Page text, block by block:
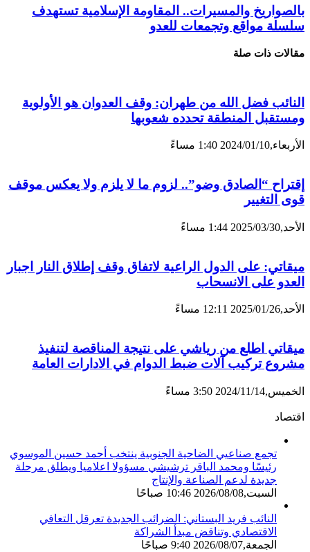
بالصواريخ والمسيرات.. المقاومة الإسلامية تستهدف
سلسلة مواقع وتجمعات للعدو
مقالات ذات صلة
النائب فضل الله من طهران: ‏وقف العدوان هو الأولوية
ومستقبل المنطقة تحدده شعوبها
الأربعاء,2024/01/10 1:40 مساءً
إقتراح “الصادق وضو”.. لزوم ما لا يلزم ولا يعكس موقف
قوى التغيير
الأحد,2025/03/30 1:44 مساءً
ميقاتي: على الدول الراعية لاتفاق وقف إطلاق النار اجبار
العدو على الانسحاب
الأحد,2025/01/26 12:11 مساءً
ميقاتي اطلع من رياشي على نتيجة المناقصة لتنفيذ
مشروع تركيب آلات ضبط الدوام في الادارات العامة
الخميس,2024/11/14 3:50 مساءً
اقتصاد
تجمع صناعيي الضاحية الجنوبية ينتخب أحمد حسين الموسوي
رئيسًا ومحمد الباقر ترشيشي مسؤولا اعلاميا ويطلق مرحلة
جديدة لدعم الصناعة والإنتاج
السبت,2026/08/08 10:46 صباحًا
النائب فريد البستاني: الضرائب الجديدة تعرقل التعافي
الاقتصادي وتناقض مبدأ الشراكة
الجمعة,2026/08/07 9:40 صباحًا